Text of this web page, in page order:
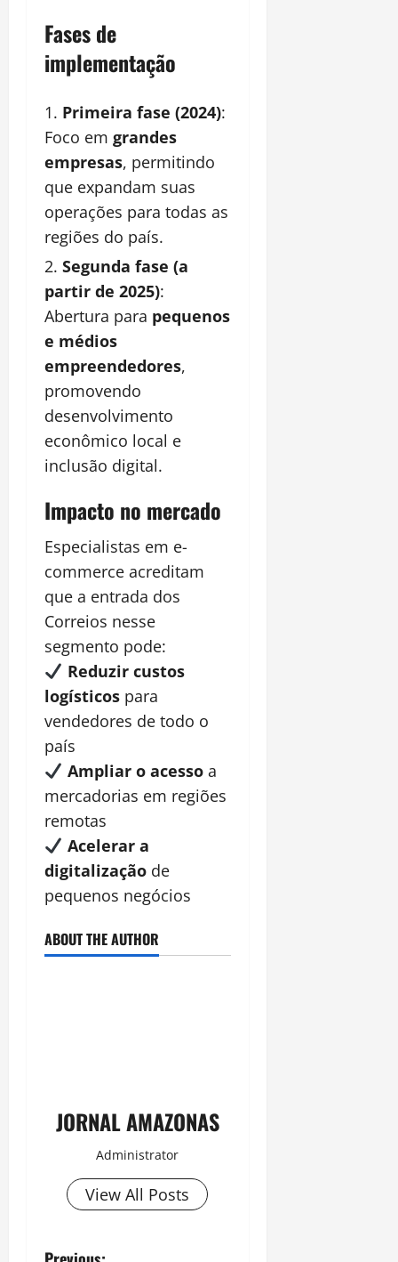
Fases de
implementação
Primeira fase (2024):
Foco em grandes
empresas, permitindo
que expandam suas
operações para todas as
regiões do país.
Segunda fase (a
partir de 2025):
Abertura para pequenos
e médios
empreendedores,
promovendo
desenvolvimento
econômico local e
inclusão digital.
Impacto no mercado
Especialistas em e-
commerce acreditam
que a entrada dos
Correios nesse
segmento pode:
Reduzir custos
logísticos para
vendedores de todo o
país
Ampliar o acessoa
mercadorias em regiões
remotas
Acelerar a
digitalização de
pequenos negócios
ABOUT THE AUTHOR
JORNAL AMAZONAS
Administrator
View All Posts